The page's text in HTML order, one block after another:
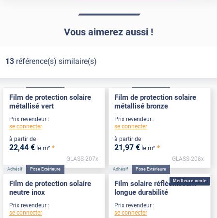
Vous aimerez aussi !
13référence(s) similaire(s)
Film de protection solaire
métallisé vert
Prix revendeur :
se connecter
à partir de
22,44 € le m² *
GLASS-207x
Film de protection solaire
métallisé bronze
Prix revendeur :
se connecter
à partir de
21 ,97 € le m² *
GLASS-208x
Adhésif Pose Extérieure
Film de protection solaire
neutre inox
Prix revendeur :
se connecter
Meilleure vente
Adhésif Pose Extérieure
Film solaire réfléchissant
longue durabilité
Prix revendeur :
se connecter